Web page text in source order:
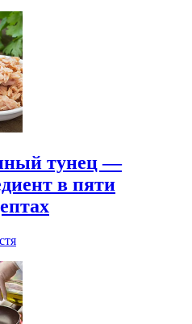
тунец —
в пяти